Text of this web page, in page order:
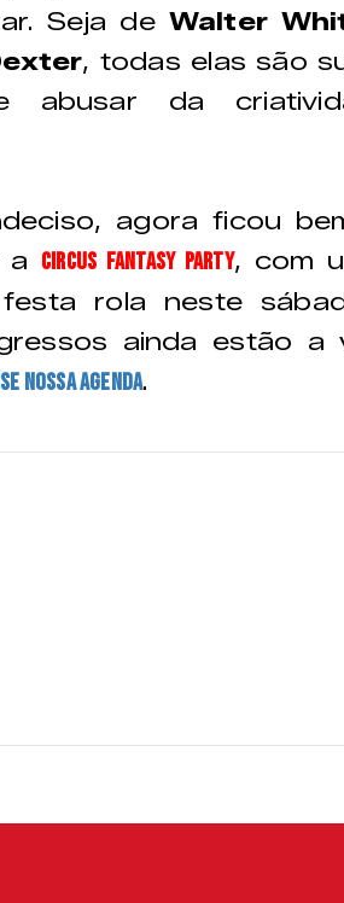
Seja de Walter
, todas elas são
abusar da
agora ficou
a Circus Fantasy Party, com
rola neste
ainda estão a
nossa agenda.